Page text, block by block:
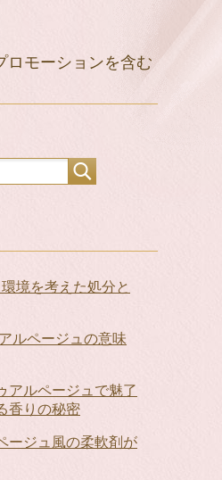
ロモーションを含む
境を考えた処分と
ルページュの意味
アルページュで魅了
香りの秘密
ージュ風の柔軟剤が